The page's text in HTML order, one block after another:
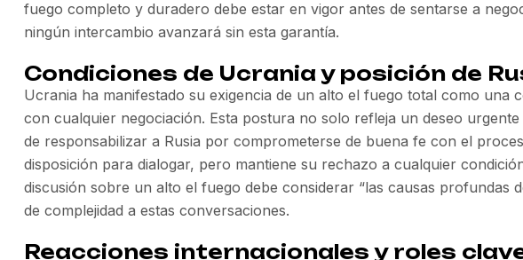
fuego completo y duradero debe estar en vigor antes de sentarse a
ningún intercambio avanzará sin esta garantía.
Condiciones de Ucrania y posición de
Ucrania ha manifestado su exigencia de un alto el fuego total como una
con cualquier negociación. Esta postura no solo refleja un deseo
de responsabilizar a Rusia por comprometerse de buena fe con el
disposición para dialogar, pero mantiene su rechazo a cualquier
discusión sobre un alto el fuego debe considerar “las causas profundas
de complejidad a estas conversaciones.
Reacciones internacionales y roles